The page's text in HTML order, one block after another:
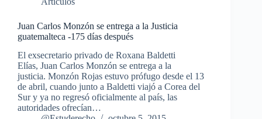
Juan Carlos Monzón se entrega a la Justicia
guatemalteca -175 días después
El exsecretario privado de Roxana Baldetti
Elías, Juan Carlos Monzón se entrega a la
justicia. Monzón Rojas estuvo prófugo desde el 13
de abril, cuando junto a Baldetti viajó a Corea del
Sur y ya no regresó oficialmente al país, las
autoridades ofrecían…